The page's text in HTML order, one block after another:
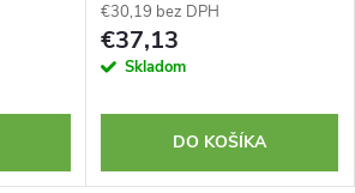
€30,19 bez DPH
€37,13
Skladom
DO KOŠÍKA